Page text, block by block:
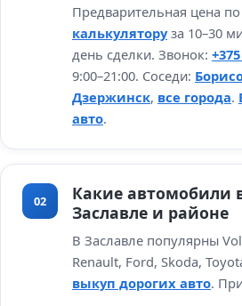
Предварительная цена по
калькуляторуза 10–30
день сделки. Звонок:
9:00–21:00. Соседи:
Дзержинск, все города.
авто.
02
Какие автомобили
Заславле и районе
В Заславле популярны
Renault, Ford, Skoda,
выкуп дорогих авто.